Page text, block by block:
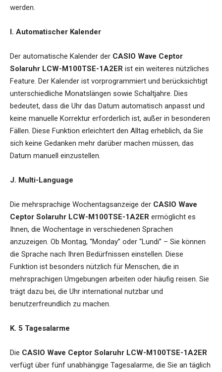
werden.
I. Automatischer Kalender
Der automatische Kalender der CASIO Wave Ceptor
Solaruhr LCW-M100TSE-1A2ER ist ein weiteres nützliches
Feature. Der Kalender ist vorprogrammiert und berücksichtigt
unterschiedliche Monatslängen sowie Schaltjahre. Dies
bedeutet, dass die Uhr das Datum automatisch anpasst und
keine manuelle Korrektur erforderlich ist, außer in besonderen
Fällen. Diese Funktion erleichtert den Alltag erheblich, da Sie
sich keine Gedanken mehr darüber machen müssen, das
Datum manuell einzustellen.
J. Multi-Language
Die mehrsprachige Wochentagsanzeige der CASIO Wave
Ceptor Solaruhr LCW-M100TSE-1A2ER ermöglicht es
Ihnen, die Wochentage in verschiedenen Sprachen
anzuzeigen. Ob Montag, “Monday” oder “Lundi” – Sie können
die Sprache nach Ihren Bedürfnissen einstellen. Diese
Funktion ist besonders nützlich für Menschen, die in
mehrsprachigen Umgebungen arbeiten oder häufig reisen. Sie
trägt dazu bei, die Uhr international nutzbar und
benutzerfreundlich zu machen.
K. 5 Tagesalarme
Die CASIO Wave Ceptor Solaruhr LCW-M100TSE-1A2ER
verfügt über fünf unabhängige Tagesalarme, die Sie an täglich